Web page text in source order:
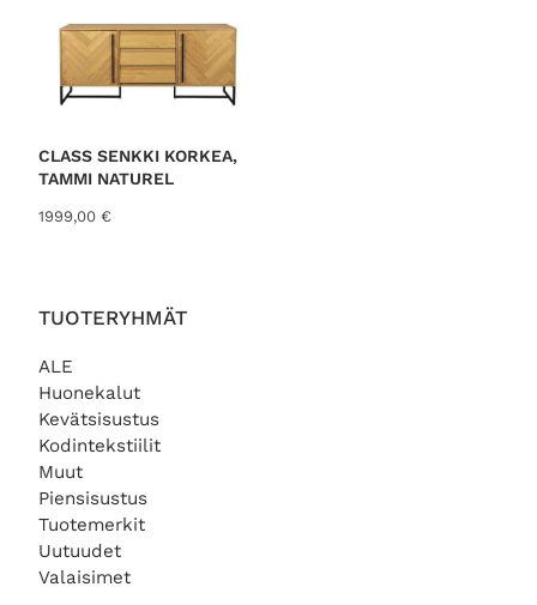
TUOTERYHMÄT
ALE
Huonekalut
Kevätsisustus
Kodintekstiilit
Muut
Piensisustus
Tuotemerkit
Uutuudet
Valaisimet
CLASS SENKKI KORKEA,
TAMMI NATUREL
1999,00 €